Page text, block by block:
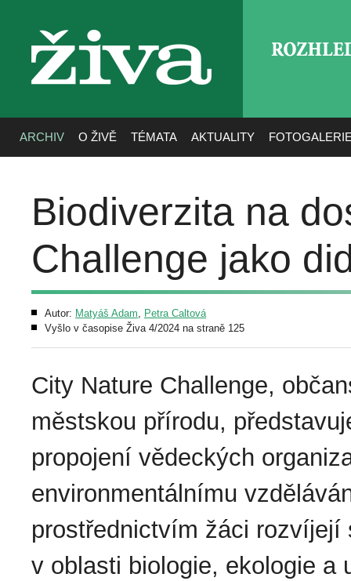
živa
ARCHIV O ŽIVĚ TÉMATA AKTUALITY
Biodiverzita na
Challenge jako
Autor: Matyáš Adam, Petra Caltová
Vyšlo v časopise Živa 4/2024 na straně 125
City Nature Challenge,
městskou přírodu,
propojení vědeckých
environmentálnímu
prostřednictvím žáci
v oblasti biologie, ekologie a